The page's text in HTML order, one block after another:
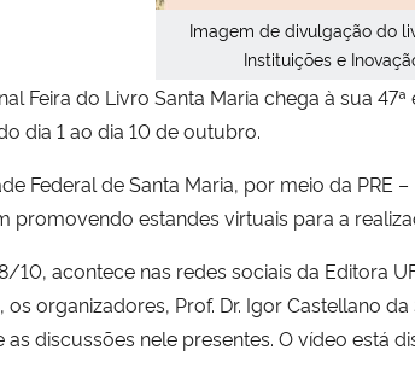
Imagem de divulgação do
Instituições e
Feira do Livro Santa Maria chega à sua
dia 1 ao dia 10 de outubro.
Federal de Santa Maria, por meio da PRE
promovendo estandes virtuais para a
10, acontece nas redes sociais da Editora
organizadores, Prof. Dr. Igor Castellano
discussões nele presentes. O vídeo está